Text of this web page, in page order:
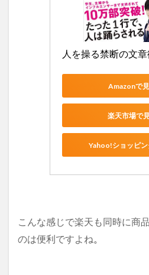
人を操る禁断の文
Amazonで
楽天市場で
Yahoo!ショッピン
こんな感じで楽天も同時に商
のは便利ですよね。